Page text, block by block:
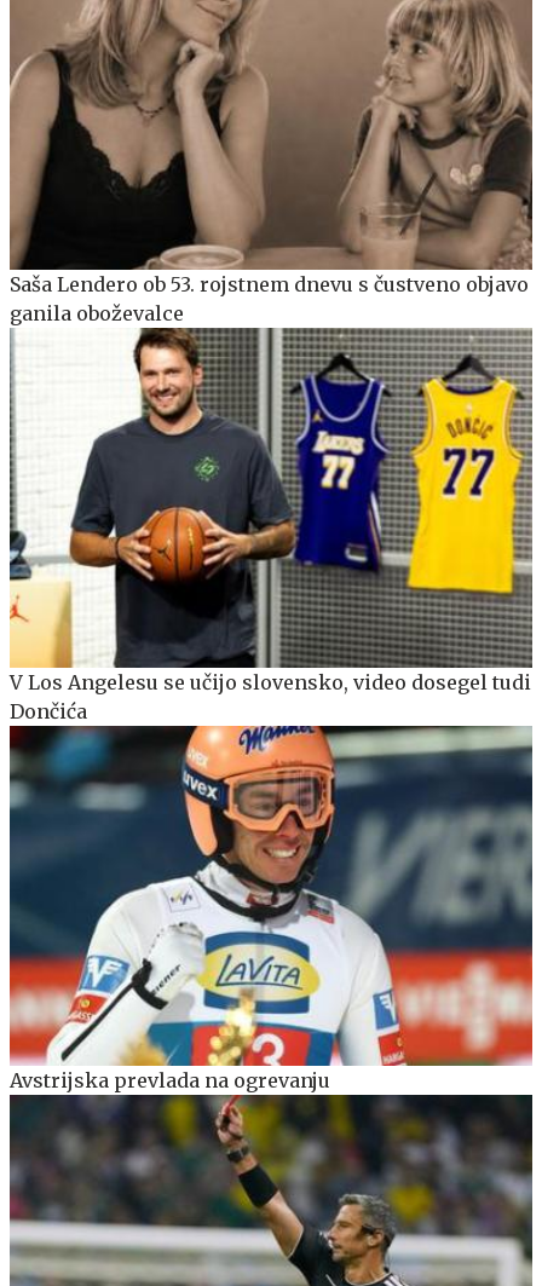
Saša Lendero ob 53. rojstnem dnevu s čustveno objavo
ganila oboževalce
V Los Angelesu se učijo slovensko, video dosegel tudi
Dončića
Avstrijska prevlada na ogrevanju